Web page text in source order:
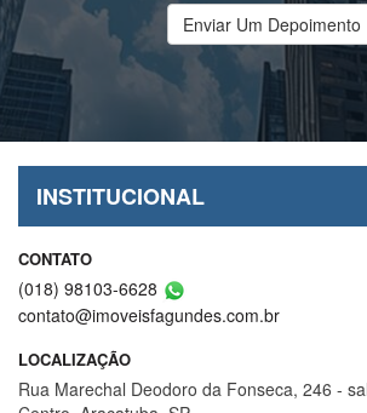
Enviar Um Depoimento
INSTITUCIONAL
CONTATO
(018) 98103-6628
contato@imoveisfagundes.com.br
LOCALIZAÇÃO
Rua Marechal Deodoro da Fonseca, 246 -